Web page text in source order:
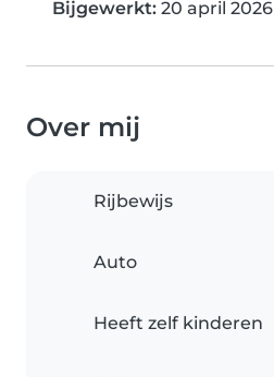
Bijgewerkt: 20 april 2026
Over mij
Rijbewijs
Auto
Heeft zelf kinderen